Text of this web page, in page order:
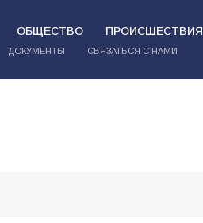
ОБЩЕСТВО ПРОИСШЕСТВИЯ
ДОКУМЕНТЫ СВЯЗАТЬСЯ С НАМИ